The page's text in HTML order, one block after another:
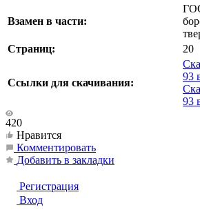
Взамен в части:
Страниц:
20
Ссылки для скачивания:
93
93
420
Нравится
Комментировать
Добавить в закладки
Регистрация
Вход